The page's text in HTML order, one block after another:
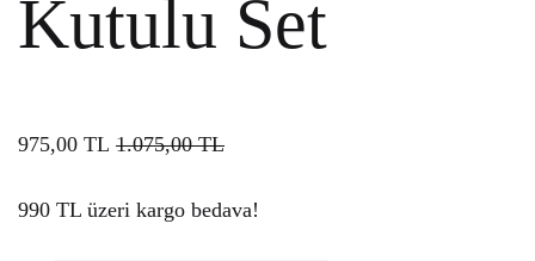
Kutulu Set
975,00 TL 1.075,00TL
990 TL üzeri kargo bedava!